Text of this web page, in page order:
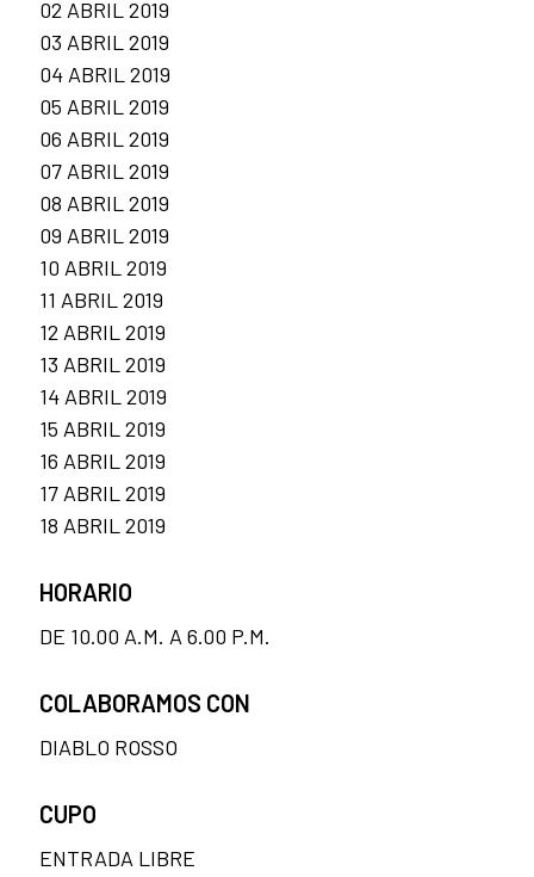
02 ABRIL 2019
03 ABRIL 2019
04 ABRIL 2019
05 ABRIL 2019
06 ABRIL 2019
07 ABRIL 2019
08 ABRIL 2019
09 ABRIL 2019
10 ABRIL 2019
11 ABRIL 2019
12 ABRIL 2019
13 ABRIL 2019
14 ABRIL 2019
15 ABRIL 2019
16 ABRIL 2019
17 ABRIL 2019
18 ABRIL 2019
HORARIO
DE 10.00 A.M. A 6.00 P.M.
COLABORAMOS CON
DIABLO ROSSO
CUPO
ENTRADA LIBRE